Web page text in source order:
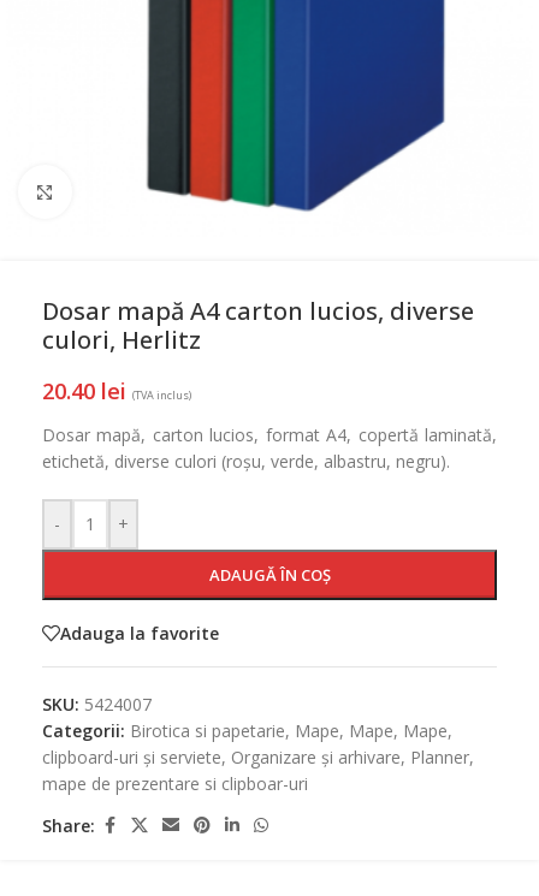
Dosar mapă A4 carton lucios, diverse
culori, Herlitz
20.40 lei (TVA inclus)
Dosar mapă, carton lucios, format A4, copertă laminată,
etichetă, diverse culori (roșu, verde, albastru, negru).
- +
ADAUGĂ ÎN COȘ
Adauga la favorite
SKU: 5424007
Categorii: Birotica si papetarie, Mape, Mape, Mape,
clipboard-uri și serviete, Organizare și arhivare, Planner,
mape de prezentare si clipboar-uri
Share: